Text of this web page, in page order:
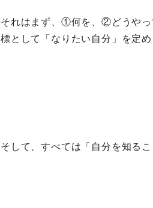
それはまず、 ①何を、②どうやっ
標として
「なりたい自分」 を定
そして、すべては「自分を知る